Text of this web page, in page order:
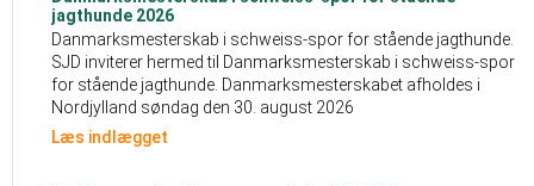
jagthunde 2026
Danmarksmesterskab i schweiss-spor for stående jagthunde.
SJD inviterer hermed til Danmarksmesterskab i schweiss-spor
for stående jagthunde. Danmarksmesterskabet afholdes i
Nordjylland søndag den 30. august 2026
Læs indlægget